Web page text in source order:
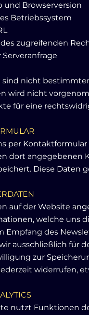
und Browserversion
Betriebssystem
zugreifenden
Serveranfrage
sind nicht
wird nicht
für eine
per
dort angegebenen
Diese Daten
auf der Website
welche uns
Empfang des
ausschließlich für
zur
widerrufen,
nutzt Funktionen